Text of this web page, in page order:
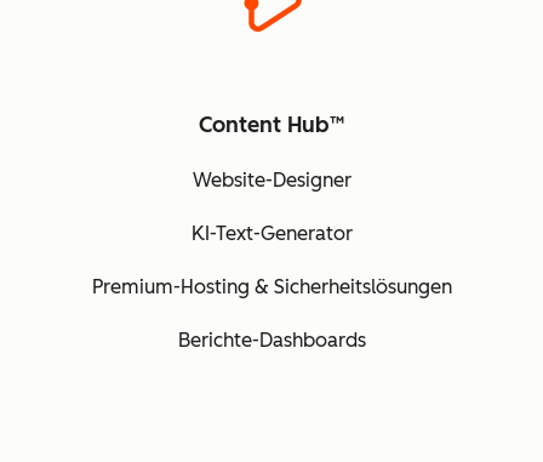
Content Hub™
Website-Designer
KI-Text-Generator
Premium-Hosting & Sicherheitslösungen
Berichte-Dashboards